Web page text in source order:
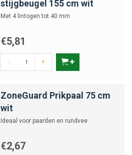
stijgbeugel 155 cm wit
Met 4 lintogen tot 40 mm
€5,81
- +
ZoneGuard Prikpaal 75 cm
wit
Ideaal voor paarden en rundvee
€2,67